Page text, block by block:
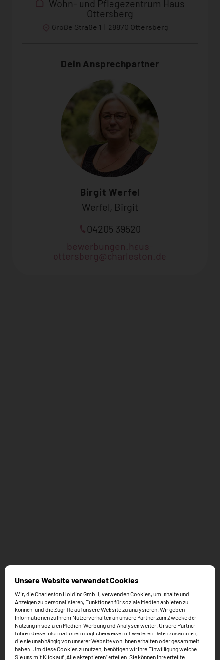
Unsere Website verwendet Cookies
Wir, die Charleston Holding GmbH, verwenden Cookies, um Inhalte und
Anzeigen zu personalisieren, Funktionen für soziale Medien anbieten zu
können, und die Zugriffe auf unsere Website zu analysieren. Wir geben
Informationen zu Ihrem Nutzerverhalten an unsere Partner zum Zwecke der
Nutzung in sozialen Medien, Werbung und Analysen weiter. Unsere Partner
führen diese Informationen möglicherweise mit weiteren Daten zusammen,
die sie unabhängig von unserer Website von Ihnen erhalten oder gesammelt
haben. Um diese Cookies zu nutzen, benötigen wir Ihre Einwilligung welche
Sie uns mit Klick auf „Alle akzeptieren“ erteilen. Sie können Ihre erteilte
Wohn- und Pflegezentrum Haus
Ottersberg
Große Straße 1 | 28870 Ottersberg
Dein Ansprechpartner
Birgit Werfel
Werfel, Birgit
04205 39520
bewerbungen.haus-
ottersberg@charleston.de